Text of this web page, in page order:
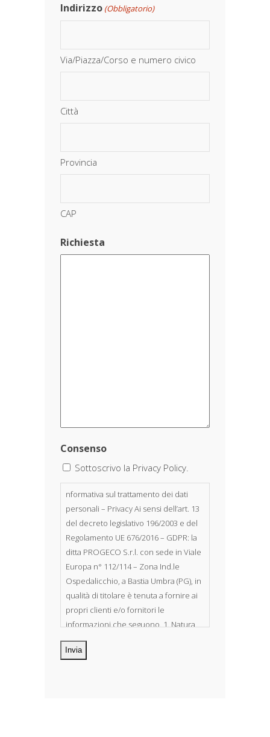
Indirizzo (Obbligatorio)
Via/Piazza/Corso e numero civico
Città
Provincia
CAP
Richiesta
Consenso
Sottoscrivo la Privacy Policy.
nformativa sul trattamento dei dati
personali – Privacy Ai sensi dell’art. 13
del decreto legislativo 196/2003 e del
Regolamento UE 676/2016 – GDPR: la
ditta PROGECO S.r.l. con sede in Viale
Europa n° 112/114 – Zona Ind.le
Ospedalicchio, a Bastia Umbra (PG), in
qualità di titolare è tenuta a fornire ai
propri clienti e/o fornitori le
informazioni che seguono. 1. Natura
dei dati personali Costituiscono
oggetto di trattamento i Suoi dati